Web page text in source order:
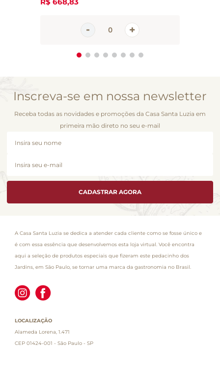
Inscreva-se em nossa newsletter
Receba todas as novidades e promoções da Casa Santa Luzia em
primeira mão direto no seu e-mail
CADASTRAR AGORA
A Casa Santa Luzia se dedica a atender cada cliente como se fosse único e
é com essa essência que desenvolvemos esta loja virtual. Você encontra
aqui a seleção de produtos especiais que fizeram este pedacinho dos
Jardins, em São Paulo, se tornar uma marca da gastronomia no Brasil.
LOCALIZAÇÃO
Alameda Lorena, 1.471
CEP 01424-001 - São Paulo - SP